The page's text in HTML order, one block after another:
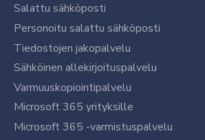
Salattu sähköposti
Personoitu salattu sähköposti
Tiedostojen jakopalvelu
Sähköinen allekirjoituspalvelu
Varmuuskopiointipalvelu
Microsoft 365 yrityksille
Microsoft 365 -varmistuspalvelu